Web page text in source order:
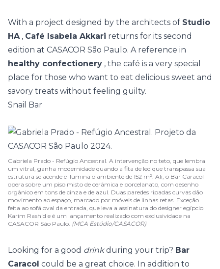
With a project designed by the architects of Studio
HA, Café Isabela Akkari returns for its second
edition at CASACOR São Paulo. A reference in
healthy confectionery , the café is a very special
place for those who want to eat delicious sweet and
savory treats without feeling guilty.
Snail Bar
Gabriela Prado - Refúgio Ancestral. A intervenção no teto, que lembra
um vitral, ganha modernidade quando a fita de led que transpassa sua
estrutura se acende e ilumina o ambiente de 152 m². Ali, o Bar Caracol
opera sobre um piso misto de cerâmica e porcelanato, com desenho
orgânico em tons de cinza e de azul. Duas paredes ripadas curvas dão
movimento ao espaço, marcado por móveis de linhas retas. Exceção
feita ao sofá oval da entrada, que leva a assinatura do designer egípcio
Karim Rashid e é um lançamento realizado com exclusividade na
CASACOR São Paulo. (MCA Estúdio/CASACOR)
Looking for a good drinkduring your trip? Bar
Caracol could be a great choice. In addition to